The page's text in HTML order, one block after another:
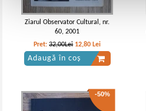
Ziarul Observator Cultural, nr.
60, 2001
Pret:32,00Lei 12,80 Lei
Adaugă în coș
-50%